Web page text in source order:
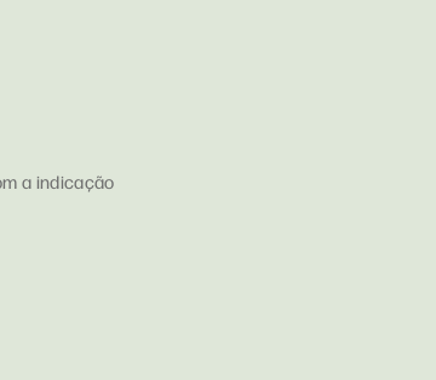
a indicação